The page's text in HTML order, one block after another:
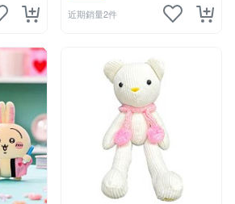
近期銷量2件